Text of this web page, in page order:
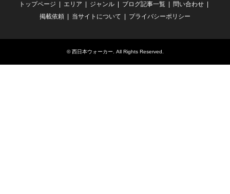
トップページ エリア ジャンル ブログ記事一覧
問い合わせ
掲載依頼
当サイトについて プライバシーポリシー
© 西日本ウォーカー. All Rights Reserved.